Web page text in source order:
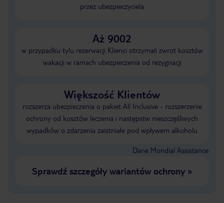
przez ubezpieczyciela
Aż 9002
w przypadku tylu rezerwacji Klienci otrzymali zwrot kosztów
wakacji w ramach ubezpieczenia od rezygnacji
Większość Klientów
rozszerza ubezpieczenia o pakiet All Inclusive - rozszerzenie
ochrony od kosztów leczenia i następstw nieszczęśliwych
wypadków o zdarzenia zaistniałe pod wpływem alkoholu
Dane Mondial Assistance
Sprawdź szczegóły wariantów ochrony»